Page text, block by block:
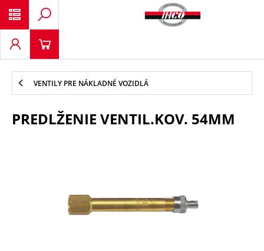
VENTILY PRE NÁKLADNÉ VOZIDLÁ
PREDLŽENIE VENTIL.KOV. 54MM